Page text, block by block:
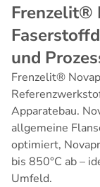
Frenzelit®
und
Frenzelit®
Apparatebau.
allgemeine
optimiert,
bis 850°C ab –
Umfeld.